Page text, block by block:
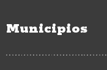
Municipios